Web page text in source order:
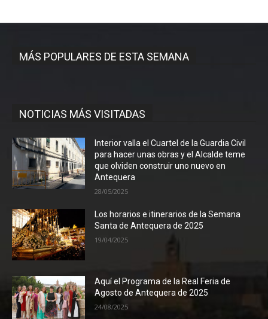
MÁS POPULARES DE ESTA SEMANA
NOTICIAS MÁS VISITADAS
Interior valla el Cuartel de la Guardia Civil
para hacer unas obras y el Alcalde teme
que olviden construir uno nuevo en
Antequera
28/05/2025
Los horarios e itinerarios de la Semana
Santa de Antequera de 2025
19/04/2025
Aquí el Programa de la Real Feria de
Agosto de Antequera de 2025
24/08/2025